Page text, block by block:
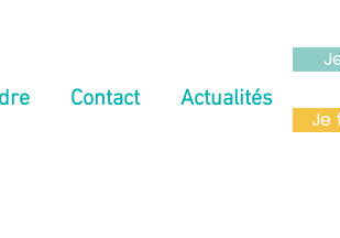
Contact Actualités
Je